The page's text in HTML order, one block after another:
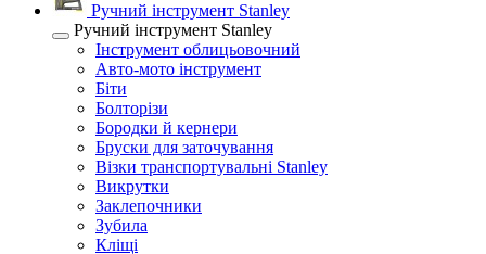
Ручний інструмент Stanley
Ручний інструмент Stanley
Інструмент облицьовочний
Авто-мото інструмент
Біти
Болторізи
Бородки й кернери
Бруски для заточування
Візки транспортувальні Stanley
Викрутки
Заклепочники
Зубила
Кліщі